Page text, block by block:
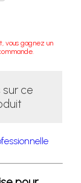
vous gagnez un
sur ce